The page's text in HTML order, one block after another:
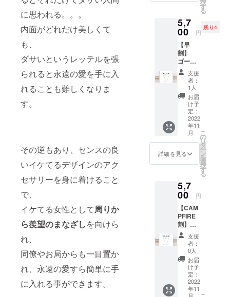
に思われる。。。
内面がどれだけ美しくて
も、
ダサいというレッテルを張
られると永遠の愛を手に入
れることも難しくなりま
す。
その逆もあり、センスの良
いイケてるデザインのアク
セサリーを身に着けること
で、
イケてる女性として周りか
ら羨望のまなざしを向けら
れ、
同僚やお局からも一目置か
れ、永遠の愛すら簡単に手
に入れる事ができます。
択
す
る
5,7
00 円
残り4
【早
割】
ゴール
ドネッ
クレス
※送料込
みの価
格で
す。 一
般販売
価格：
6,500円
支援
者：
1人
お届
け予
定：
2022
年11
月
詳細を見る
こ
の
リ
タ
ー
ン
を
選
択
す
る
5,7
00 円
【CAM
PFIRE
割】シ
ルバー
ネック
レス ※
送料込
みの価
格で
す。 一
般販売
支援
者：
0人
お届
け予
定：
2022
年11